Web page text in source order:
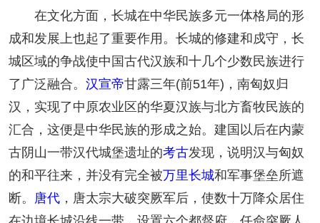
在文化方面，长城在中华民族多元一体格局的形
成和发展上也起了重要作用。长城的修建和戍守，长
城区域的争战使中国古代汉族和十几个少数民族进行
了广泛融合。 汉宣帝甘露三年(前51年)，南匈奴归
汉，实现了中原农业区的华夏汉族与北方畜牧民族的
汇合，这便是中华民族的形成之始。建国以后在内蒙
古阴山一带汉代城堡遗址的考古发现，说明汉与匈奴
的和平往来，并没有完全被万里长城和军事堡垒所遮
断。 唐代 ，唐太宗大破突厥军后，使数十万降众居住